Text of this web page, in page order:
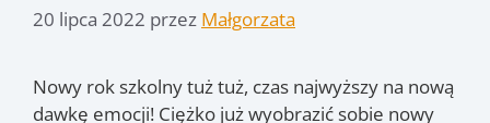
20 lipca 2022 przez Małgorzata
Nowy rok szkolny tuż tuż, czas najwyższy na nową
dawkę emocji! Ciężko już wyobrazić sobie nowy